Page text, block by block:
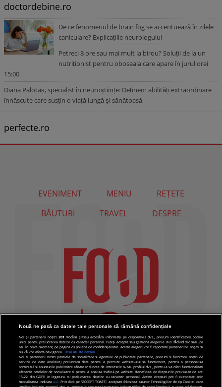
doctordebine.ro
De ce fenomenul de brain fog se accentuează în zilele
caniculare? Explicațiile neurologului
Petreci 8 ore sau mai mult la birou? Soluții de la un
nutriționist pentru oboseala care apare în jurul orei
15:00
Diana Palotaș, specialist în neuroștiințe: Deținem abilități extraordinare
înnăscute care susțin o viață lungă și sănătoasă
perfecte.ro
EVENIMENT MENIU
REȚETE
BĂUTURI
TRAVEL DESPRE
Nouă ne pasă ca datele tale personale să rămână confidențiale
Noi și partenerii noștri201 stocăm și/sau accesăm informații pe dispozitivul dvs., precum identificatorii cookie
unici pentru prelucrarea datelor cu caracter personal. Puteți accepta sau gestiona alegerile dvs. făcând clic mai jos
sau în orice moment, pe pagina cu politica de confidențialitate. Aceste alegeri vor fi raportate partenerilor noștri și
nu vă vor afecta navigarea.
Mai multe detalii
Noi si partenerii nostri (retelele de socializare si agentiile de publicitate partenere, precum si furnizorii nostri de
servicii de date analitice) prelucram date pentru a permite website-ului sa functioneze, pentru a personaliza
continutul si anunturile publicitare afisate in functie de interesele si/sau profilul dvs., pentru a va oferi functionalitati
aferente retelelor de socializare si pentru a analiza traficul pe website. Beneficiati de drepturile prevazute de art.
15-22 din GDPR in legatura cu prelucrarea datelor cu caracter personal. Aceste drepturi pot fi exercitate prin
modalitatea indicata aici. Prin click pe “ACCEPT TOATE”, acceptati folosirea tuturor Tehnologiilor de tip Cookie, care